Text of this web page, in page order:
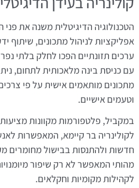
הטכנולוגיה הדיגיטלית משנה את פני
אפליקציות לניהול מתכונים, שיתוף
ערכים תזונתיים הפכו לחלק בלתי
עם כניסת בינה מלאכותית לתחום,
מתכונים מותאמים אישית על פי
וטעמים אישיים.
במקביל, פלטפורמות מקוונות
לקולינריה בר קיימא, המאפשרות
חדשות ולהתנסות בבישול מחומרים
מהותי המאפשר לא רק שיפור
לקהילות מקומיות וחקלאים.